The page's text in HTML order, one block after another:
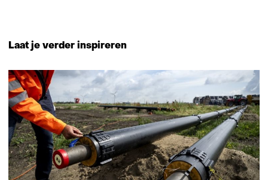
(Neem
contact
met
ons
op)
Laat je verder inspireren
resultaten,
getoond
6
t/m
10